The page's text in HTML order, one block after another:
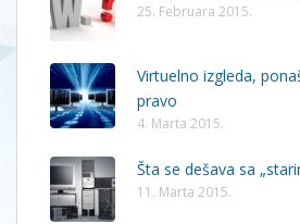
25. Februara 2015.
Virtuelno izgleda,
pravo
4. Marta 2015.
Šta se dešava sa
11. Marta 2015.